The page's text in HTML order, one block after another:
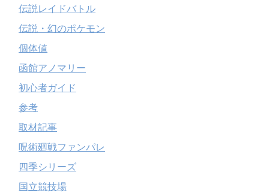
伝説レイドバトル
伝説・幻のポケモン
個体値
函館アノマリー
初心者ガイド
参考
取材記事
呪術廻戦ファンパレ
四季シリーズ
国立競技場